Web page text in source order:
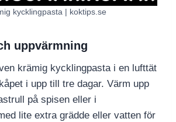
kycklingpasta | koktips.se
uppvärmning
krämig kycklingpasta i en lufttät
i upp till tre dagar. Värm upp
på spisen eller i
lite extra grädde eller vatten för